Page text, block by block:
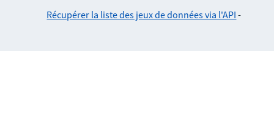
Récupérer la liste des jeux de données via l'API -